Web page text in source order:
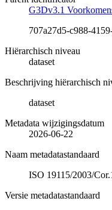
G3Dv3.1
707a27d5-c988-
Hiërarchisch niveau
dataset
Beschrijving hiërarchisch
dataset
Metadata wijzigingsdatum
2026-06-22
Naam metadatastandaard
ISO 19115/2003/
Versie metadatastandaard